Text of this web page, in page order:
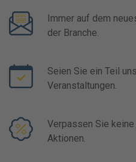
Immer auf dem
der Branche.
Seien Sie ein Teil
Veranstaltungen.
Verpassen Sie
Aktionen.